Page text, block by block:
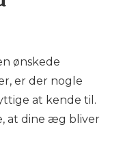
ønskede
er der nogle
at kende til.
at dine æg bliver